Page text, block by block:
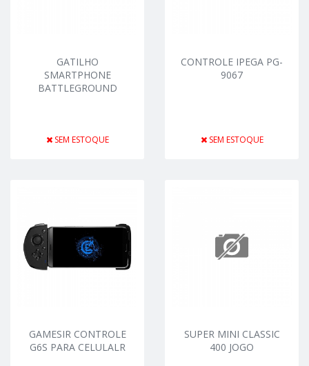
GATILHO
SMARTPHONE
BATTLEGROUND
SEM ESTOQUE
CONTROLE IPEGA PG-
9067
SEM ESTOQUE
GAMESIR CONTROLE
G6S PARA CELULALR
SUPER MINI CLASSIC
400 JOGO